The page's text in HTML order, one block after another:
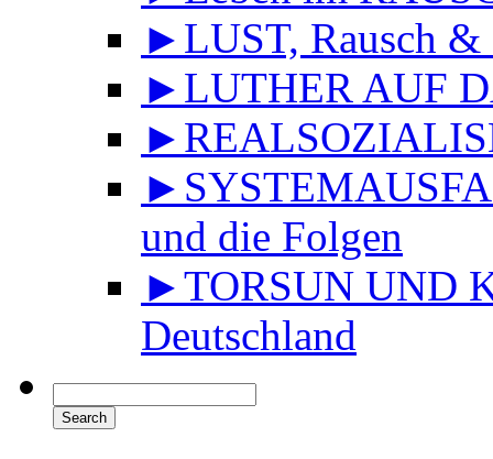
►LUST, Rausch
►LUTHER AUF
und die Folgen
►TORSUN UND
Deutschland